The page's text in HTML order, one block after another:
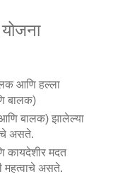
आणि हल्ला
बालक)
आणि बालक) झालेल्या
असते.
कायदेशीर मदत
असते.